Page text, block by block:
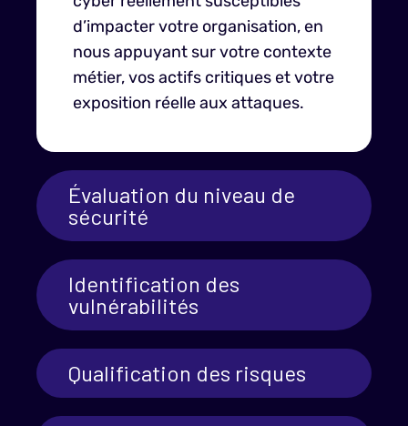
Évaluation du niveau de
sécurité
Identification des
vulnérabilités
Qualification des risques
d’impacter votre organisation, en
nous appuyant sur votre contexte
métier, vos actifs critiques et votre
exposition réelle aux attaques.